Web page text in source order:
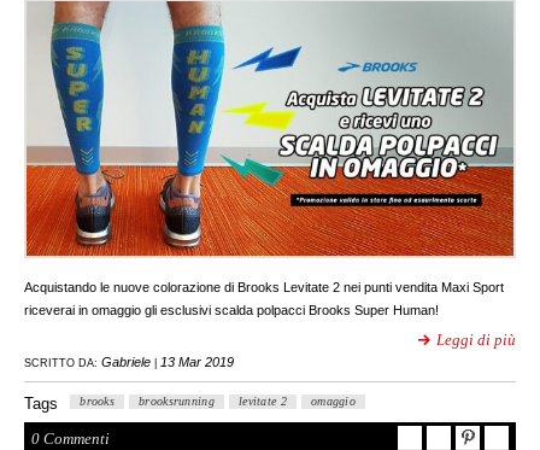
Acquistando le nuove colorazione di Brooks Levitate 2 nei punti vendita Maxi Sport
riceverai in omaggio gli esclusivi scalda polpacci Brooks Super Human!
Leggi di più
SCRITTO DA: Gabriele 13 Mar 2019
Tags brooks brooksrunning levitate 2 omaggio
0 Commenti